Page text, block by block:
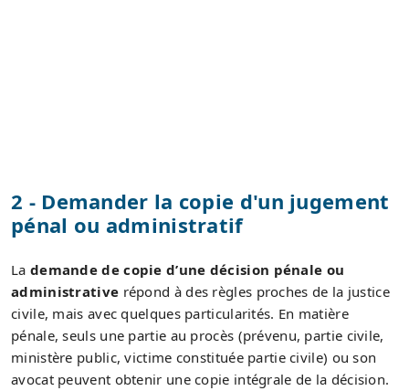
2 - Demander la copie d'un jugement
pénal ou administratif
La demande de copie d’une décision pénale ou
administrative répond à des règles proches de la justice
civile, mais avec quelques particularités. En matière
pénale, seuls une partie au procès (prévenu, partie civile,
ministère public, victime constituée partie civile) ou son
avocat peuvent obtenir une copie intégrale de la décision.